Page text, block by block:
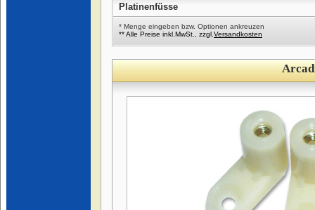
Platinenfüsse
* Menge eingeben bzw. Optionen ankreuzen
** Alle Preise inkl.MwSt., zzgl.Versandkosten